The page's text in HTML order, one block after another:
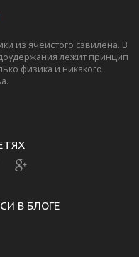
из ячеистого сэвилена. В
лежит принцип
физика и никакого
В БЛОГЕ